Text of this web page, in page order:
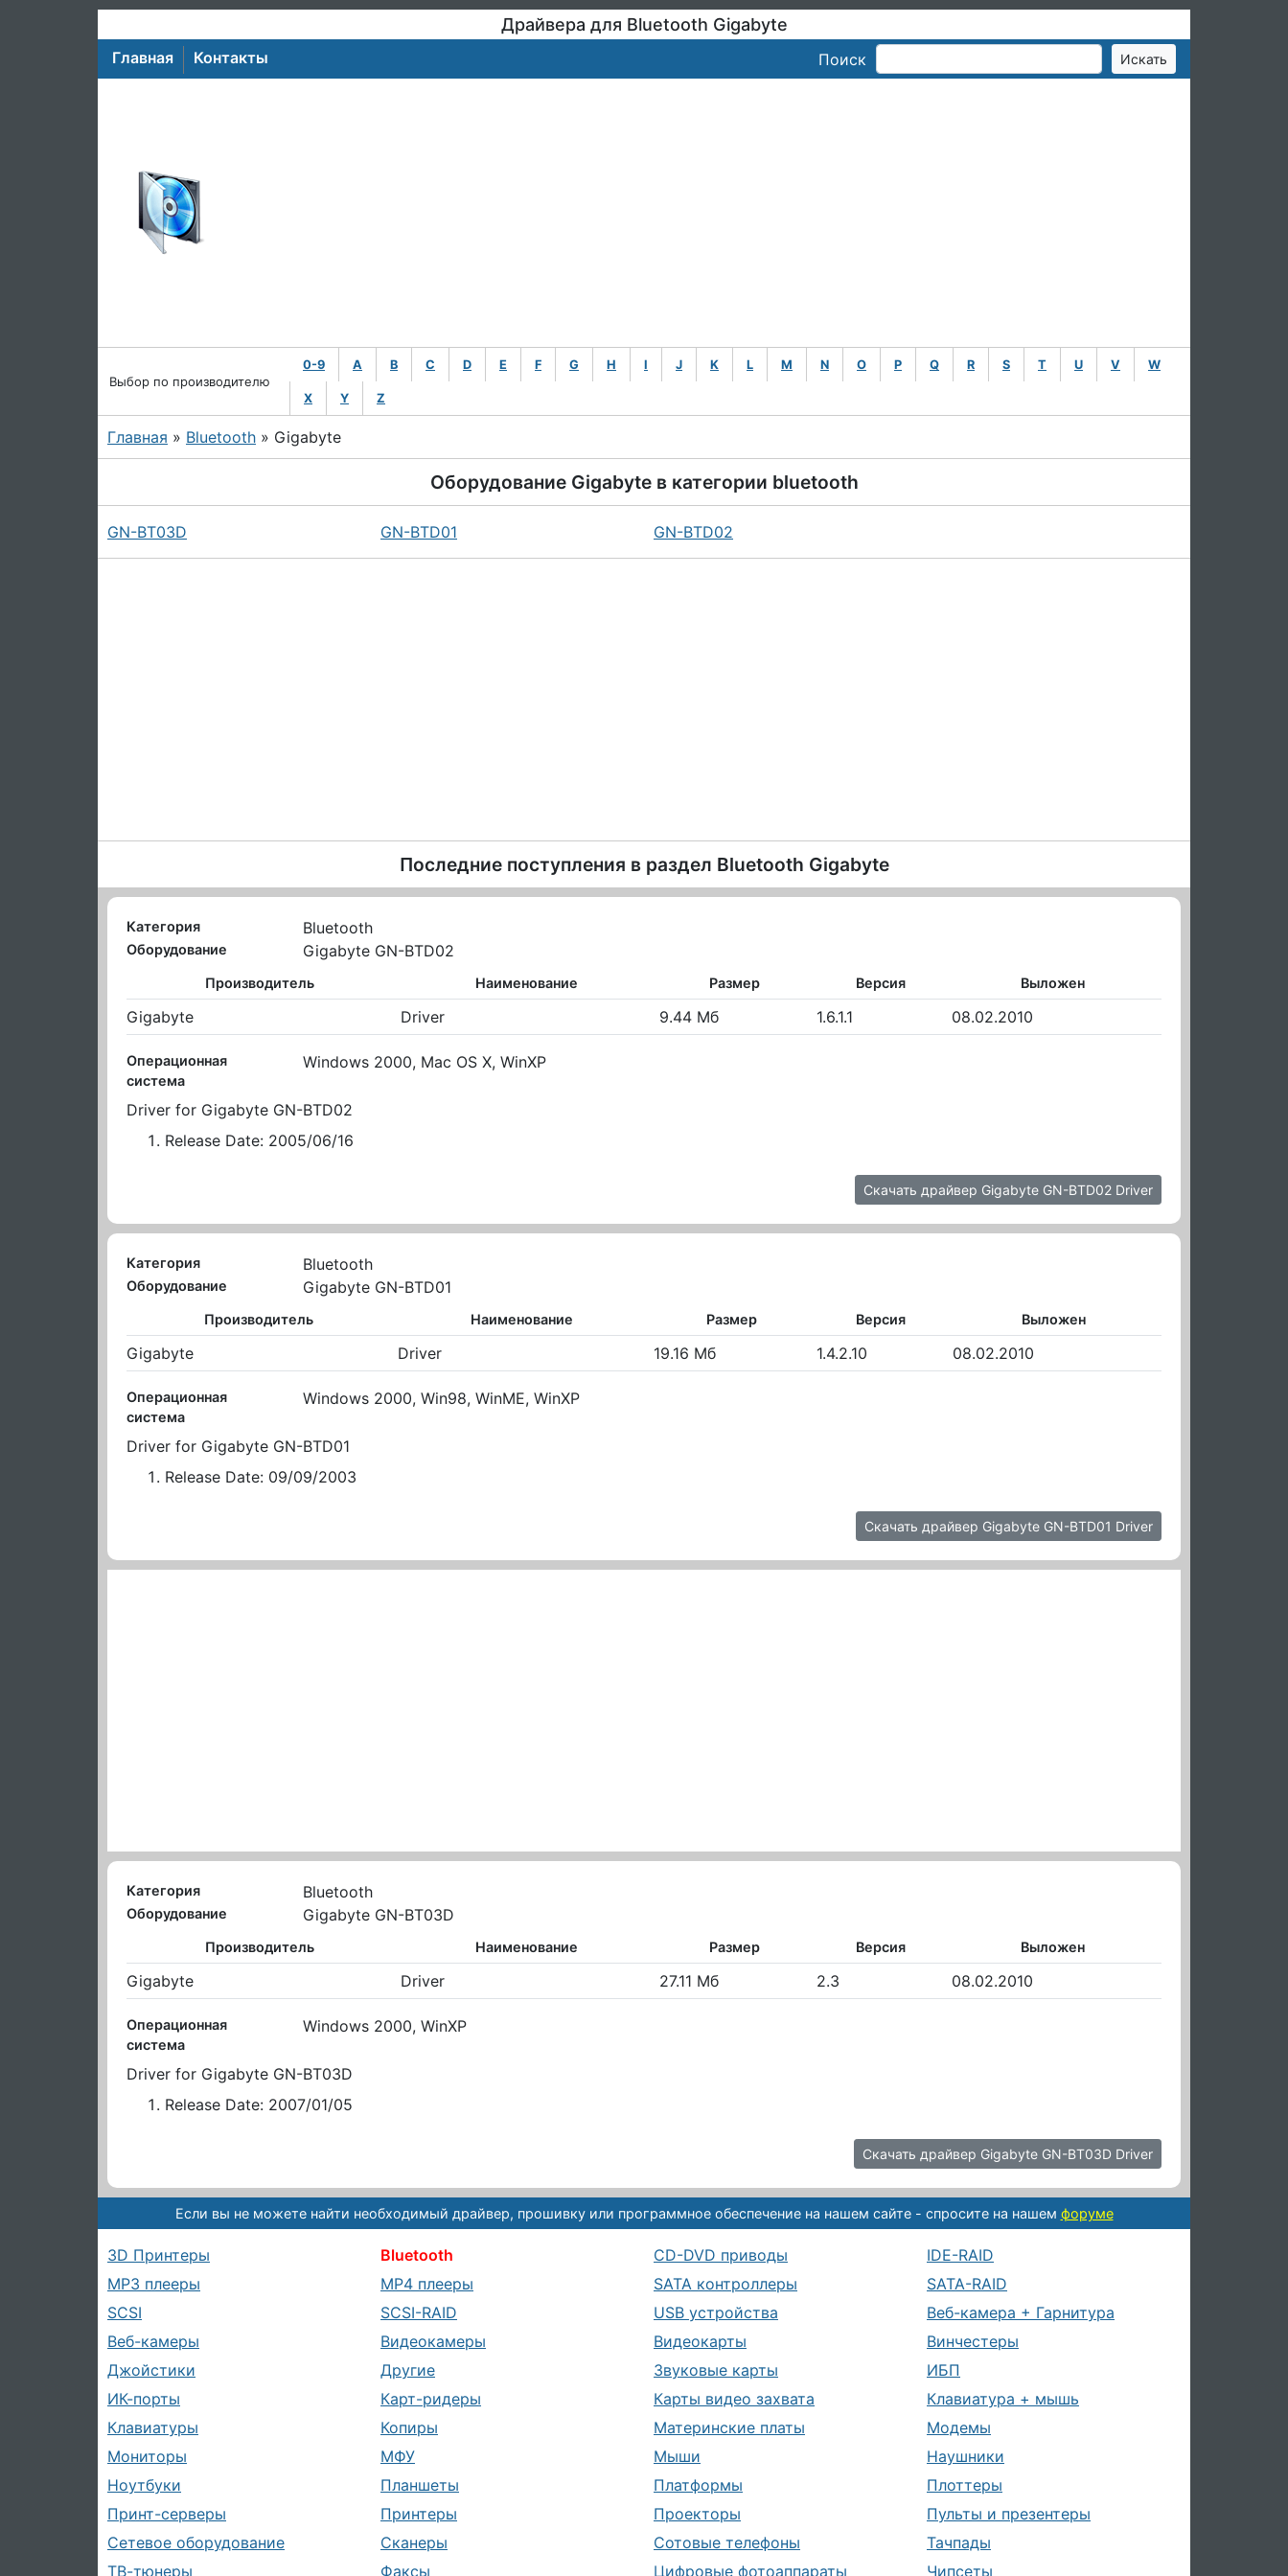
Драйвера для Bluetooth Gigabyte
Главная Контакты Поиск
Выбор по производителю
0-9 A B C D E F G H I J K L M N O P Q R S T U V W
X Y Z
Главная » Bluetooth » Gigabyte
Оборудование Gigabyteв категории bluetooth
GN-BT03D GN-BTD01 GN-BTD02
Последние поступления в раздел Bluetooth Gigabyte
Категория Bluetooth
Оборудование Gigabyte GN-BTD02
Производитель Наименование Размер Версия Выложен
Gigabyte Driver 9.44 Мб 1.6.1.1 08.02.2010
Операционная
система
Windows 2000, Mac OS X, WinXP
Driver for Gigabyte GN-BTD02
Release Date: 2005/06/16
Скачать драйвер Gigabyte GN-BTD02 Driver
Категория Bluetooth
Оборудование Gigabyte GN-BTD01
Производитель Наименование Размер Версия Выложен
Gigabyte Driver 19.16 Мб 1.4.2.10 08.02.2010
Операционная
система
Windows 2000, Win98, WinME, WinXP
Driver for Gigabyte GN-BTD01
Release Date: 09/09/2003
Скачать драйвер Gigabyte GN-BTD01 Driver
Категория Bluetooth
Оборудование Gigabyte GN-BT03D
Производитель Наименование Размер Версия Выложен
Gigabyte Driver 27.11 Мб 2.3 08.02.2010
Операционная
система
Windows 2000, WinXP
Driver for Gigabyte GN-BT03D
Release Date: 2007/01/05
Скачать драйвер Gigabyte GN-BT03D Driver
Если вы не можете найти необходимый драйвер, прошивку или программное обеспечение на нашем сайте - спросите на нашем форуме
3D Принтеры Bluetooth CD-DVD приводы
IDE-RAID
MP3 плееры
MP4 плееры SATA контроллеры
SATA-RAID
SCSI
SCSI-RAID USB устройства
Веб-камера + Гарнитура
Веб-камеры
Видеокамеры Видеокарты
Винчестеры
Джойстики
Другие Звуковые карты
ИБП
ИК-порты
Карт-ридеры Карты видео захвата
Клавиатура + мышь
Клавиатуры
Копиры Материнские платы
Модемы
Мониторы
МФУ Мыши
Наушники
Ноутбуки
Планшеты Платформы
Плоттеры
Принт-серверы
Принтеры Проекторы
Пульты и презентеры
Сетевое оборудование
Сканеры Сотовые телефоны
Тачпады
ТВ-тюнеры
Факсы Цифровые фотоаппараты Чипсеты